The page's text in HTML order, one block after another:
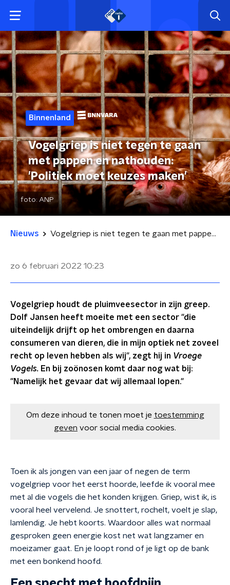
Binnenland
Vogelgriep is niet tegen te gaan
met pappen en nathouden:
'Politiek moet keuzes maken'
foto: ANP
Nieuws Vogelgriep is niet tegen te gaan met pappen en nathouden: 'Politiek moet keuzes maken'
zo 6 februari 2022 10:23
Vogelgriep houdt de pluimveesector in zijn greep.
Dolf Jansen heeft moeite met een sector "die
uiteindelijk drijft op het ombrengen en daarna
consumeren van dieren, die in mijn optiek net zoveel
recht op leven hebben als wij", zegt hij in Vroege
Vogels. En bij zoönosen komt daar nog wat bij:
"Namelijk het gevaar dat wij allemaal lopen."
Om deze inhoud te tonen moet je toestemming
geven voor social media cookies.
Toen ik als jongen van een jaar of negen de term
vogelgriep voor het eerst hoorde, leefde ik vooral mee
met al die vogels die het konden krijgen. Griep, wist ik, is
vooral heel vervelend. Je snottert, rochelt, voelt je slap,
lamlendig. Je hebt koorts. Waardoor alles wat normaal
gesproken geen energie kost net wat langzamer en
moeizamer gaat. En je loopt rond of je ligt op de bank
met een bonkend hoofd.